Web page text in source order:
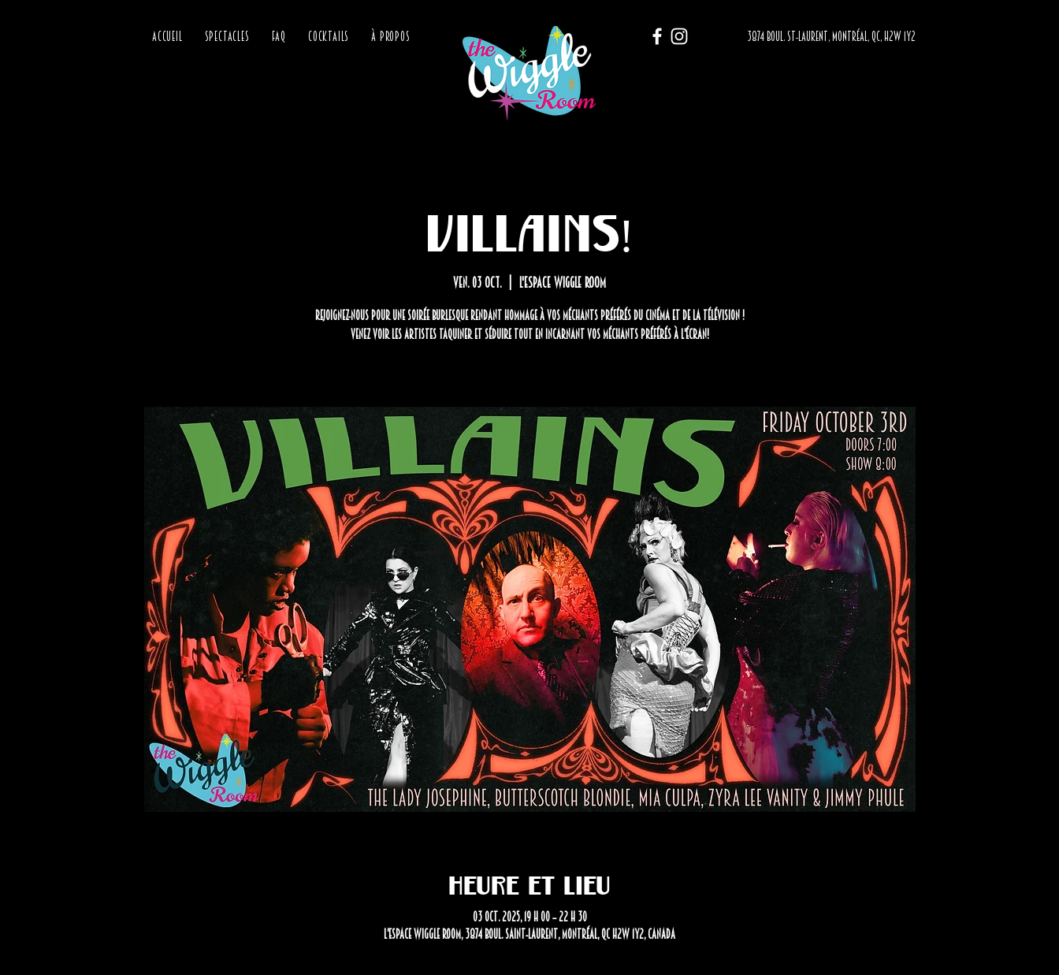
ACCUEIL SPECTACLES FAQ COCKTAILS À PROPOS 3874 BOUL. ST-LAURENT, MONTRÉAL, QC, H2W 1Y2
Villains!
ven. 03 oct.
  |
L'Espace Wiggle Room
Rejoignez-nous pour une soirée burlesque rendant hommage à vos méchants préférés du cinéma et de la télévision !
Venez voir les artistes taquiner et séduire tout en incarnant vos méchants préférés à l'écran!
Heure et lieu
03 oct. 2025, 19 h 00 – 22 h 30
L'Espace Wiggle Room, 3874 Boul. Saint-Laurent, Montréal, QC H2W 1Y2, Canada